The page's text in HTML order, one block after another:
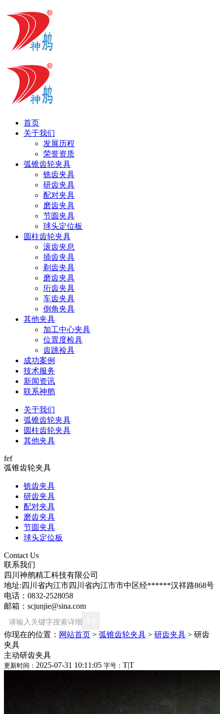
首页
关于我们
发展历程
荣誉资质
弧锥齿轮夹具
铣齿夹具
研齿夹具
配对夹具
磨齿夹具
节圆夹具
球头定位板
圆柱齿轮夹具
滚齿夹息
插齿夹具
剃齿夹具
磨齿夹具
珩齿夹具
车齿夹具
倒角夹具
其他夹具
加工中心夹具
位置度检具
齿跳裣具
成功案例
技术服务
新闻资讯
联系神鸼
关于我们
弧锥齿轮夹具
圆柱齿轮夹具
其他夹具
fef
弧锥齿轮夹具
铣齿夹具
研齿夹具
配对夹具
磨齿夹具
节圆夹具
球头定位板
Contact Us
联系我们
四川神鸼精工科技有限公司
地址:四川省内江市四川省内江市市中区经******汉祥路868号
电话：0832-2528058
邮箱：scjunjie@sina.com
你现在的位置： 网站首页 > 弧锥齿轮夹具 > 研齿夹具 > 研齿
夹具
主动研齿夹具
更新时间： 2025-07-31 10:11:05 字号： T|T